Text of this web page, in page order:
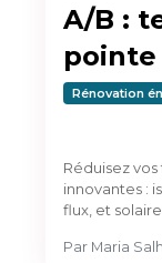
A/B :
pointe
Rénovation
Réduisez
innovantes :
flux, et
Par Maria